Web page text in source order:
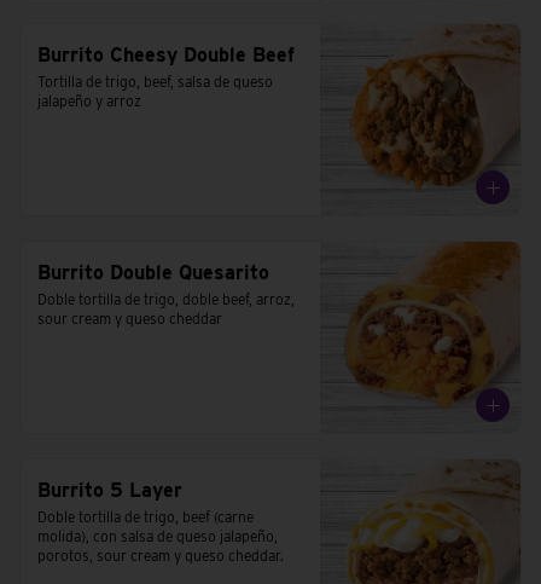
Burrito Cheesy Double Beef
Tortilla de trigo, beef, salsa de queso
jalapeño y arroz
Burrito Double Quesarito
Doble tortilla de trigo, doble beef, arroz,
sour cream y queso cheddar
Burrito 5 Layer
Doble tortilla de trigo, beef (carne
molida), con salsa de queso jalapeño,
porotos, sour cream y queso cheddar.